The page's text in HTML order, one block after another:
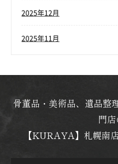
2025年12月
2025年11月
骨董品・美術品、遺品整
門店
【KURAYA】札幌南